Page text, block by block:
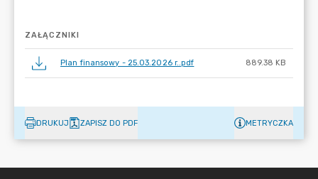
ZAŁĄCZNIKI
Plan finansowy - 25.03.2026 r..pdf 889.38 KB
DRUKUJ ZAPISZ DO PDF METRYCZKA